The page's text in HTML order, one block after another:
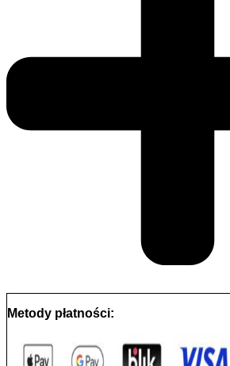
Metody płatności: